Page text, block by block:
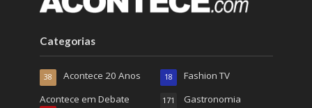
Categorias
Acontece 20 Anos
38
Acontece em Debate
Fashion TV
18
Gastronomia
171